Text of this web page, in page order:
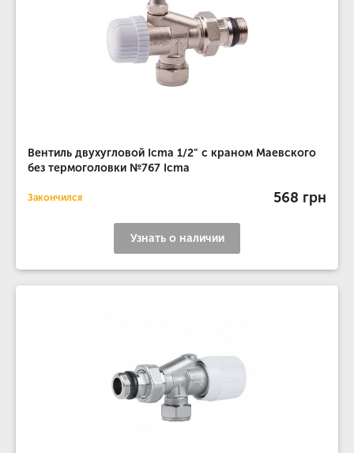
Вентиль двухугловой Icma 1/2" с краном Маевского
без термоголовки №767 Icma
Закончился 568 грн
Узнать о наличии